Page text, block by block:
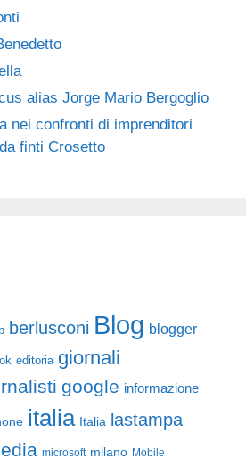
alias Jorge Mario Bergoglio
nei confronti di imprenditori
finti Crosetto
berlusconi Blog blogger
editoria giornali
google informazione
italia Italia lastampa
microsoft milano Mobile